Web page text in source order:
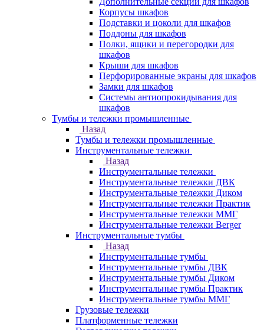
Корпусы шкафов
Подставки и цоколи для шкафов
Поддоны для шкафов
Полки, ящики и перегородки для
шкафов
Крыши для шкафов
Перфорированные экраны для шкафов
Замки для шкафов
Системы антиопрокидывания для
шкафов
Тумбы и тележки промышленные
Назад
Тумбы и тележки промышленные
Инструментальные тележки
Назад
Инструментальные тележки
Инструментальные тележки ДВК
Инструментальные тележки Диком
Инструментальные тележки Практик
Инструментальные тележки ММГ
Инструментальные тележки Berger
Инструментальные тумбы
Назад
Инструментальные тумбы
Инструментальные тумбы ДВК
Инструментальные тумбы Диком
Инструментальные тумбы Практик
Инструментальные тумбы ММГ
Грузовые тележки
Платформенные тележки